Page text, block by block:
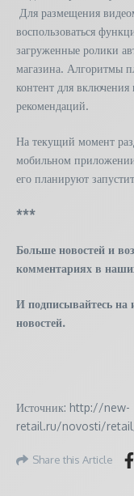
Для размещения
воспользоваться
загруженные ролики
магазина. Алгоритмы
контент для
рекомендаций.
На текущий момент
мобильном
его планируют
***
Больше новостей и
комментариях в
И подписывайтесь на
новостей.
Источник: http://new-
retail.ru/novosti/
Share this Article